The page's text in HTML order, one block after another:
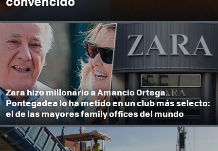
Zara hizo millonario a Amancio Ortega.
Pontegadea lo ha metido en un club más selecto:
el de las mayores family offices del mundo